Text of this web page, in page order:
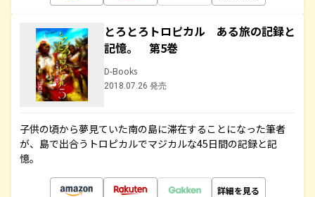
とろとろトロピカル ある旅の記録と
記憶。 第5巻
D-Books
2018.07.26 発売
子供の頃から夢見ていた南の島に滞在することになった筆者
が、島で出合うトロピカルでマジカルな45日間の記録と記
憶。
詳細を見る